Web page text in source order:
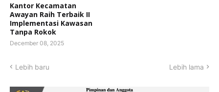
Kantor Kecamatan
Awayan Raih Terbaik II
Implementasi Kawasan
Tanpa Rokok
December 08, 2025
Lebih baru Lebih lama